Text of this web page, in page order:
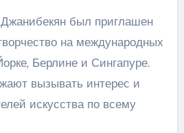
был приглашен
на международных
Берлине и Сингапуре.
вызывать интерес и
искусства по всему